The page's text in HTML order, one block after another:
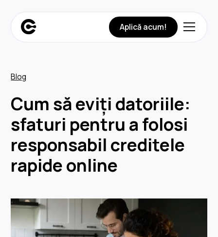
Aplică acum!
Blog
Cum să eviți datoriile:
sfaturi pentru a folosi
responsabil creditele
rapide online